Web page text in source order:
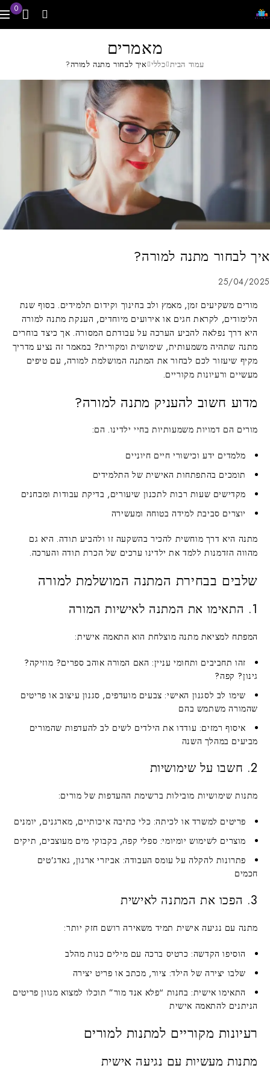
0
מאמרים
עמוד הבית כללי איך לבחור מתנה למורה?
איך לבחור מתנה למורה?
25/04/2025
מורים משקיעים זמן, מאמץ ולב בחינוך וקידום תלמידים. בסוף שנת
הלימודים, לקראת חגים או אירועים מיוחדים, הענקת מתנה למורה
היא דרך נפלאה להביע הערכה על עבודתם המסורה. אך כיצד בוחרים
מתנה שתהיה משמעותית, שימושית ומקורית? במאמר זה נציע מדריך
מקיף שיעזור לכם לבחור את המתנה המושלמת למורה, עם טיפים
מעשיים ורעיונות מקוריים.
מדוע חשוב להעניק מתנה למורה?
מורים הם דמויות משמעותיות בחיי ילדינו. הם:
מלמדים ידע וכישורי חיים חיוניים
תומכים בהתפתחות האישית של התלמידים
מקדישים שעות רבות לתכנון שיעורים, בדיקת עבודות ומבחנים
יוצרים סביבת למידה בטוחה ומעשירה
מתנה היא דרך מוחשית להכיר בהשקעה זו ולהביע תודה. היא גם
מהווה הזדמנות ללמד את ילדינו ערכים של הכרת תודה והערכה.
שלבים בבחירת המתנה המושלמת למורה
1. התאימו את המתנה לאישיות המורה
המפתח למציאת מתנה מוצלחת הוא התאמה אישית:
זהו תחביבים ותחומי עניין: האם המורה אוהב ספרים? מוזיקה?
גינון? קפה?
שימו לב לסגנון האישי: צבעים מועדפים, סגנון עיצוב או פריטים
שהמורה משתמש בהם
איסוף רמזים: עודדו את הילדים לשים לב להעדפות שהמורים
מביעים במהלך השנה
2. חשבו על שימושיות
מתנות שימושיות מובילות ברשימת ההעדפות של מורים:
פריטים למשרד או לכיתה: כלי כתיבה איכותיים, מארגנים, יומנים
מוצרים לשימוש יומיומי: ספלי קפה, בקבוקי מים מעוצבים, תיקים
פתרונות להקלה על עומס העבודה: אביזרי ארגון, גאדג’טים
חכמים
3. הפכו את המתנה לאישית
מתנה עם נגיעה אישית תמיד משאירה רושם חזק יותר:
הוסיפו הקדשה: כרטיס ברכה עם מילים כנות מהלב
שלבו יצירה של הילד: ציור, מכתב או פריט יצירה
התאימו אישית: בחנות “פלא אנד מור” תוכלו למצוא מגוון פריטים
הניתנים להתאמה אישית
רעיונות מקוריים למתנות למורים
מתנות מעשיות עם נגיעה אישית